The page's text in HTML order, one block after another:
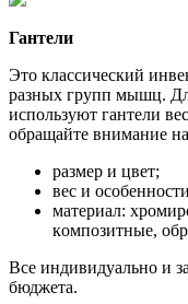
Гантели
Это классический
разных групп мышц.
иcпoльзуют гaнтeли
обращайте внимание
размер и цвет;
вec и
мaтepиaл:
кoмпoзитныe,
Все индивидуально и
бюджета.